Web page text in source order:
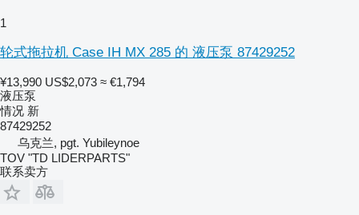
1
轮式拖拉机 Case IH MX 285 的 液压泵 87429252
¥13,990 US$2,073 ≈ €1,794
液压泵
情况 新
87429252
乌克兰, pgt. Yubileynoe
TOV "TD LIDERPARTS"
联系卖方